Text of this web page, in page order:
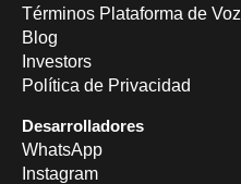
Términos Plataforma de Voz
Blog
Investors
Política de Privacidad
Desarrolladores
WhatsApp
Instagram